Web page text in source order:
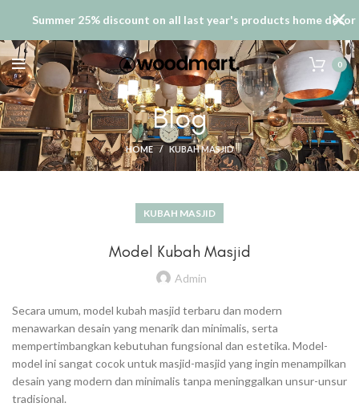
0
Blog
HOME KUBAH MASJID
KUBAH MASJID
Model Kubah Masjid
Admin
Secara umum, model kubah masjid terbaru dan modern
menawarkan desain yang menarik dan minimalis, serta
mempertimbangkan kebutuhan fungsional dan estetika. Model-
model ini sangat cocok untuk masjid-masjid yang ingin menampilkan
desain yang modern dan minimalis tanpa meninggalkan unsur-unsur
tradisional.
Summer 25% discount on all last year's products home decor